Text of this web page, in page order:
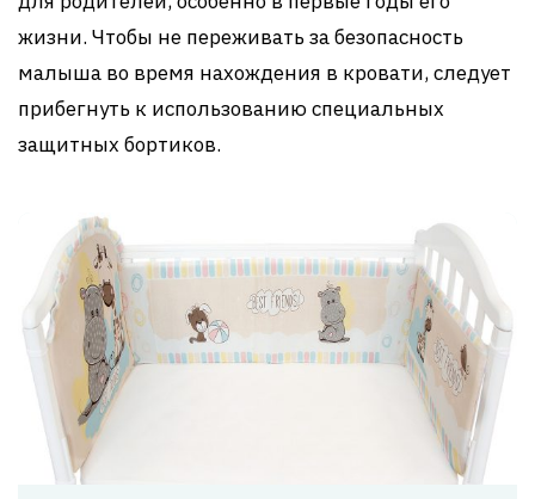
жизни. Чтобы не переживать за безопасность
малыша во время нахождения в кровати, следует
прибегнуть к использованию специальных
защитных бортиков.